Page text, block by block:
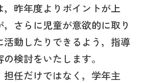
昨年度よりポイントが上
さらに児童が意欲的に取り
動したりできるよう，指導
検討をいたします。
任だけではなく，学年主